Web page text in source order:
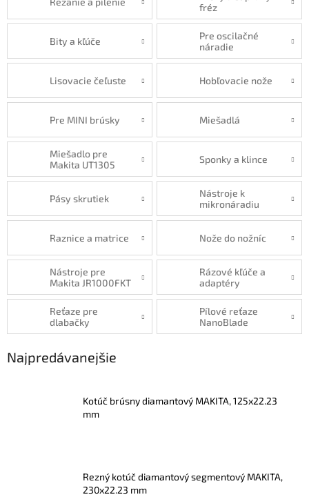
fréz
Bity a kľúče
Pre oscilačné
náradie
Lisovacie čeľuste Hobľovacie nože
Pre MINI brúsky Miešadlá
Miešadlo pre
Makita UT1305
Sponky a klince
Pásy skrutiek
Nástroje k
mikronáradiu
Raznice a matrice Nože do nožníc
Nástroje pre
Makita JR1000FKT
Rázové kľúče a
adaptéry
Reťaze pre
dlabačky
Pílové reťaze
NanoBlade
Najpredávanejšie
Kotúč brúsny diamantový MAKITA, 125x22.23
mm
Rezný kotúč diamantový segmentový MAKITA,
230x22.23 mm